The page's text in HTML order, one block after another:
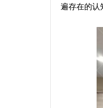
遍存在的认